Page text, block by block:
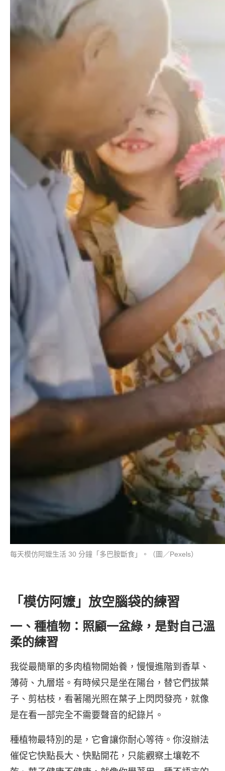
每天模仿阿嬤生活 30 分鐘「多巴胺斷食」。（圖／Pexels）
「模仿阿嬤」放空腦袋的練習
一、種植物：照顧一盆綠，是對自己溫
柔的練習
我從最簡單的多肉植物開始養，慢慢進階到香草、
薄荷、九層塔。有時候只是坐在陽台，替它們拔葉
子、剪枯枝，看著陽光照在葉子上閃閃發亮，就像
是在看一部完全不需要聲音的紀錄片。
種植物最特別的是，它會讓你耐心等待。你沒辦法
催促它快點長大、快點開花，只能觀察土壤乾不